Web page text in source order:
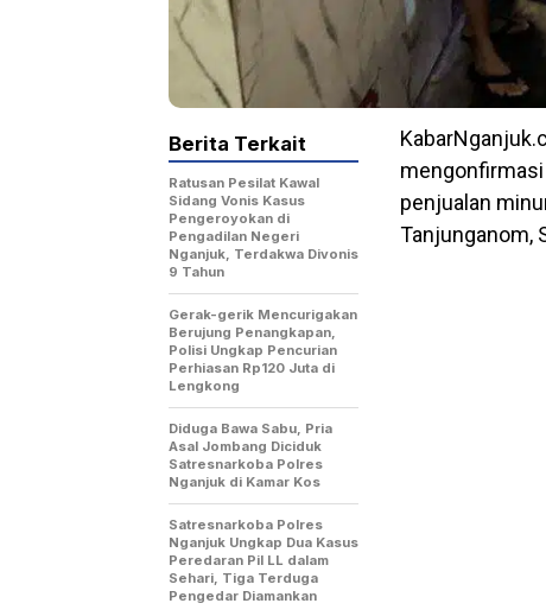
penjualan
Tanjunganom,
Berita Terkait
Ratusan Pesilat Kawal
Sidang Vonis Kasus
Pengeroyokan di
Pengadilan Negeri
Nganjuk, Terdakwa Divonis
9 Tahun
Gerak-gerik Mencurigakan
Berujung Penangkapan,
Polisi Ungkap Pencurian
Perhiasan Rp120 Juta di
Lengkong
Diduga Bawa Sabu, Pria
Asal Jombang Diciduk
Satresnarkoba Polres
Nganjuk di Kamar Kos
Satresnarkoba Polres
Nganjuk Ungkap Dua Kasus
Peredaran Pil LL dalam
Sehari, Tiga Terduga
Pengedar Diamankan